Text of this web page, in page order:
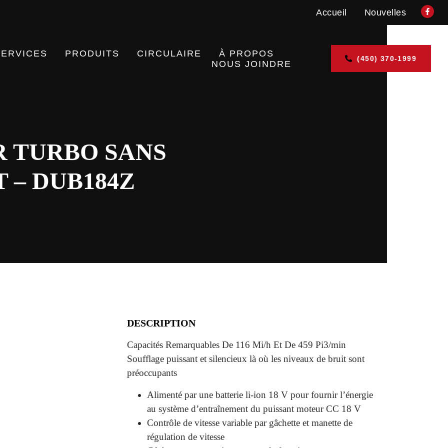
Accueil Nouvelles
PRODUITS CIRCULAIRE
À PROPOS
NOUS JOINDRE
(450) 370-1999
TURBO SANS
– DUB184Z
DESCRIPTION
Capacités Remarquables De 116 Mi/h Et De 459 Pi3/min
Soufflage puissant et silencieux là où les niveaux de bruit sont
préoccupants
Alimenté par une batterie li-ion 18 V pour fournir l’énergie
au système d’entraînement du puissant moteur CC 18 V
Contrôle de vitesse variable par gâchette et manette de
régulation de vitesse